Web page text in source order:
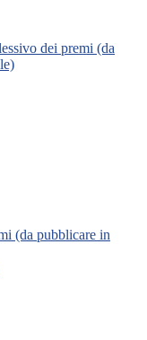
dei premi (da
(da pubblicare in